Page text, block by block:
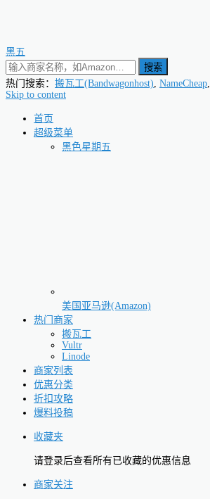
黑五
搜索
热门搜索： 搬瓦工(Bandwagonhost), NameCheap,
Skip to content
首页
超级菜单
黑色星期五
美国亚马逊(Amazon)
热门商家
搬瓦工
Vultr
Linode
商家列表
优惠分类
折扣攻略
爆料投稿
收藏夹
请登录后查看所有已收藏的优惠信息
商家关注